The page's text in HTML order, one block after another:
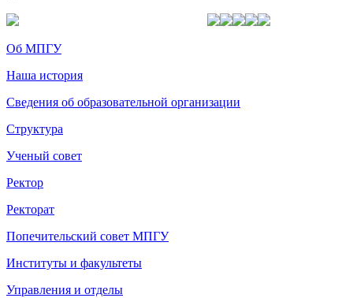
Об МПГУ
Наша история
Сведения об образовательной организации
Структура
Ученый совет
Ректор
Ректорат
Попечительский совет МПГУ
Институты и факультеты
Управления и отделы